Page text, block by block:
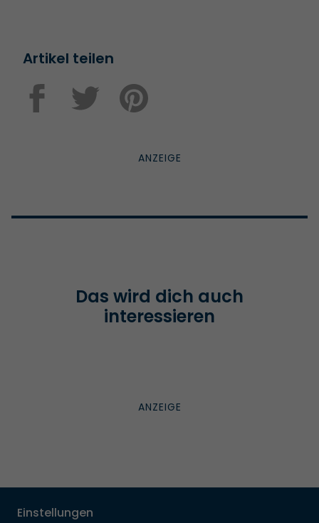
Artikel teilen
Das wird dich auch
interessieren
Einstellungen